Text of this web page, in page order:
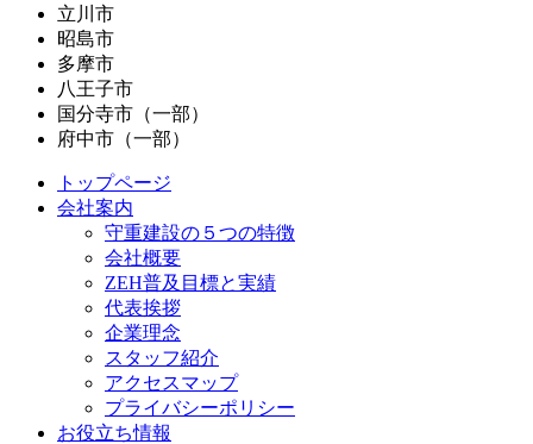
立川市
昭島市
多摩市
八王子市
国分寺市（一部）
府中市（一部）
トップページ
会社案内
守重建設の５つの特徴
会社概要
ZEH普及目標と実績
代表挨拶
企業理念
スタッフ紹介
アクセスマップ
プライバシーポリシー
お役立ち情報